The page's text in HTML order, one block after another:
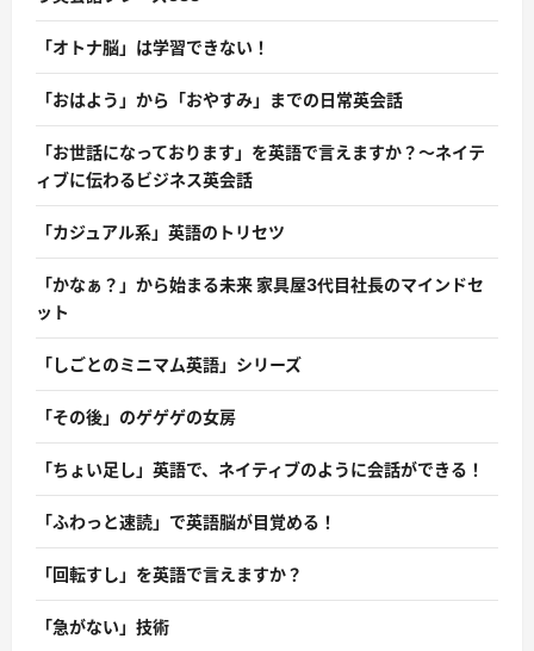
「オトナ脳」は学習できない！
「おはよう」から「おやすみ」までの日常英会話
「お世話になっております」を英語で言えますか？〜ネイテ
ィブに伝わるビジネス英会話
「カジュアル系」英語のトリセツ
「かなぁ？」から始まる未来 家具屋3代目社長のマインドセ
ット
「しごとのミニマム英語」シリーズ
「その後」のゲゲゲの女房
「ちょい足し」英語で、ネイティブのように会話ができる！
「ふわっと速読」で英語脳が目覚める！
「回転すし」を英語で言えますか？
「急がない」技術